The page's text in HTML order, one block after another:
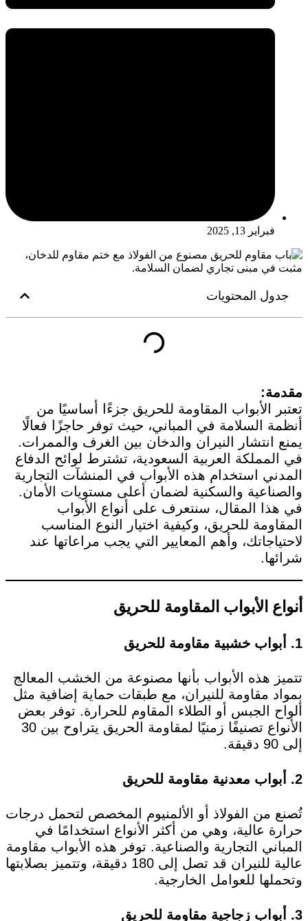
فبراير 13, 2025
جدول المحتويات
مقدمة:
تعتبر الأبواب المقاومة للحريق جزءًا أساسيًا من
أنظمة السلامة في المباني، حيث توفر حاجزًا فعالًا
يمنع انتشار النيران والدخان بين الغرف والممرات.
في المملكة العربية السعودية، تشترط لوائح الدفاع
المدني استخدام هذه الأبواب في المنشآت التجارية
والصناعية والسكنية لضمان أعلى مستويات الأمان.
في هذا المقال، سنتعرف على أنواع الأبواب
المقاومة للحريق، وكيفية اختيار النوع المناسب
لاحتياجاتك، وأهم المعايير التي يجب مراعاتها عند
شرائها.
أنواع الأبواب المقاومة للحريق
1. أبواب خشبية مقاومة للحريق
تتميز هذه الأبواب بأنها مصنوعة من الخشب المعالج
بمواد مقاومة للنيران، مع طبقات حماية إضافية مثل
ألواح الجبس أو الطلاء المقاوم للحرارة. توفر بعض
الأنواع تصنيفًا زمنيًا لمقاومة الحريق يتراوح بين 30
إلى 90 دقيقة.
2. أبواب معدنية مقاومة للحريق
تُصنع من الفولاذ أو الألمنيوم المخصص لتحمل درجات
حرارة عالية، وهي من أكثر الأنواع استخدامًا في
المباني التجارية والصناعية. توفر هذه الأبواب مقاومة
عالية للنيران قد تصل إلى 180 دقيقة، وتتميز بصلابتها
وتحملها للعوامل الخارجية.
3. أبواب زجاجية مقاومة للحريق